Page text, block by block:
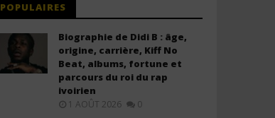
POPULAIRES
Biographie de Didi B : âge,
origine, carrière, Kiff No
Beat, albums, fortune et
parcours du roi du rap
ivoirien
1 AOÛT 2026 0